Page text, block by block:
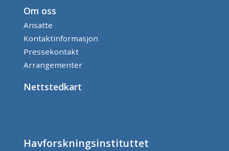
Om oss
Ansatte
Kontaktinformasjon
Pressekontakt
Arrangementer
Nettstedkart
Havforskningsinstituttet